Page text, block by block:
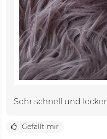
Sehr schnell und lecker...
Gefällt mir